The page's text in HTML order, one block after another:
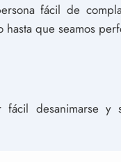
fácil de
que seamos
desanimarse y